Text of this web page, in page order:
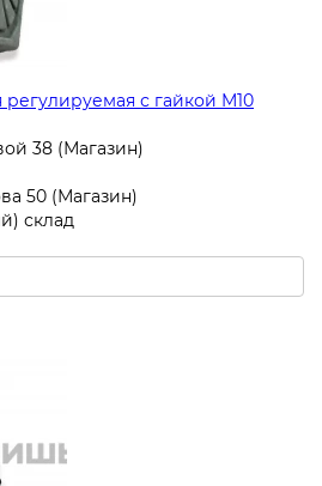
с гайкой M10
38 (Магазин)
50 (Магазин)
склад